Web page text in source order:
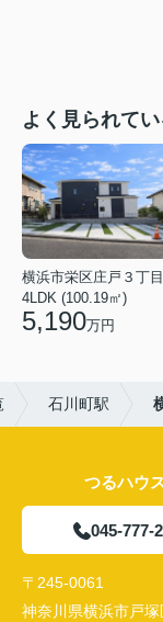
よく見られて
横浜市栄区庄戸３丁目
4LDK (100.19㎡)
5,190万円
石川町駅
つるハウ
045-777-
〒245-0061
神奈川県横浜市戸